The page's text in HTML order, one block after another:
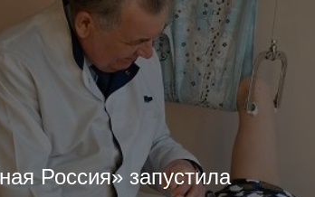
Россия» запустила